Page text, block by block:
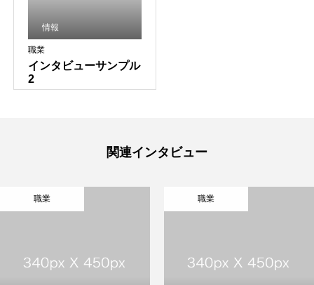
職業
インタビューサンプル
2
情報
関連インタビュー
職業 職業